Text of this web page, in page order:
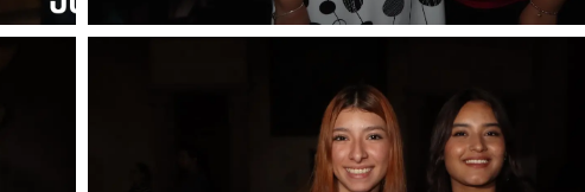
Foto: Francisco Muñiz